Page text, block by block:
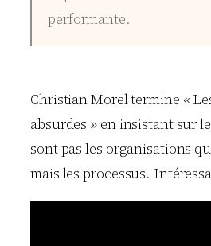
performante.
Christian Morel termine «
absurdes » en insistant sur
sont pas les organisations
mais les processus.